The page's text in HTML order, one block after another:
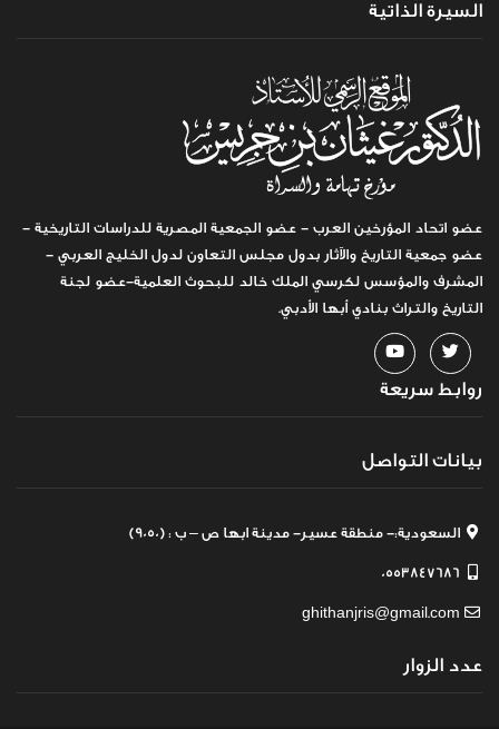
السيرة الذاتية
عضو اتحاد المؤرخين العرب - عضو الجمعية المصرية للدراسات التاريخية -
عضو جمعية التاريخ والآثار بدول مجلس التعاون لدول الخليج العربي -
المشرف والمؤسس لكرسي الملك خالد للبحوث العلمية-عضو لجنة
التاريخ والتراث بنادي أبها الأدبي.
روابط سريعة
بيانات التواصل
السعودية:- منطقة عسير- مدينة ابها ص – ب : (9050)
0553847686
ghithanjris@gmail.com
عدد الزوار